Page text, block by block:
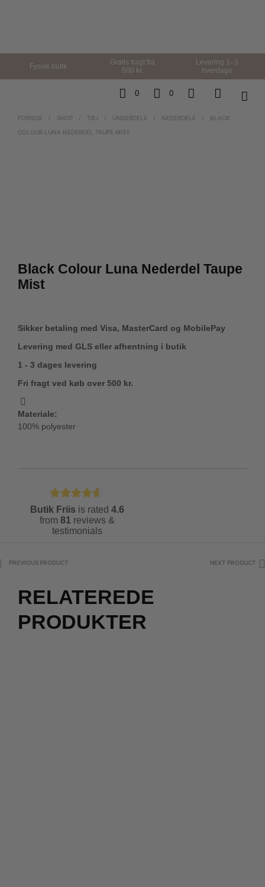
Fysisk butik
Gratis fragt fra
500 kr.
Levering 1–3
hverdage
0 0
FORSIDE / SHOP / TØJ / UNDERDELE / NEDERDELE /
BLACK
COLOUR LUNA NEDERDEL TAUPE MIST
Black Colour Luna Nederdel Taupe
Mist
Sikker betaling med Visa, MasterCard og MobilePay
Levering med GLS eller afhentning i butik
1 - 3 dages levering
Fri fragt ved køb over 500 kr.
Materiale:
100% polyester
Butik Friis is rated 4.6
from 81 reviews &
testimonials
PREVIOUS PRODUCT NEXT PRODUCT
RELATEREDE
PRODUKTER